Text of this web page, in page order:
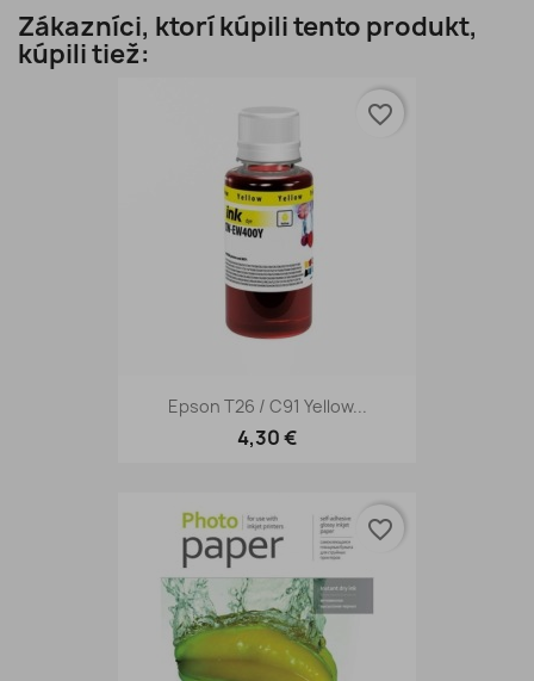
Zákazníci, ktorí kúpili tento produkt,
kúpili tiež:
Epson T26 / C91 Yellow...
4,30 €
favorite_border
favorite_border